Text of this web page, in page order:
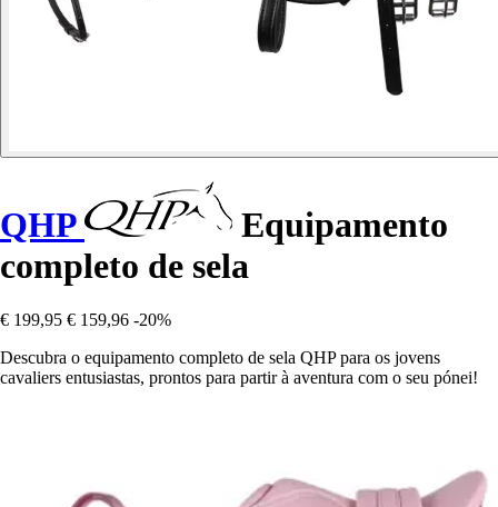
QHP
Equipamento
completo de sela
€ 199,95 € 159,96 -20%
Descubra o equipamento completo de sela QHP para os jovens
cavaliers entusiastas, prontos para partir à aventura com o seu pónei!